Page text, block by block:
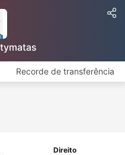
Recorde de transferência
Direito